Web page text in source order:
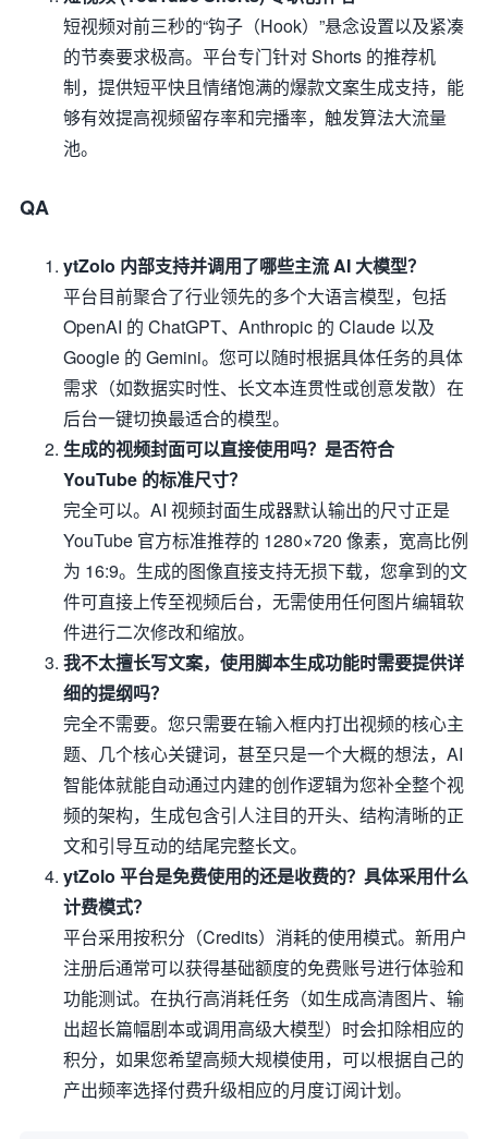
短视频对前三秒的“钩子（Hook）”悬念设置以及紧凑
的节奏要求极高。平台专门针对 Shorts 的推荐机
制，提供短平快且情绪饱满的爆款文案生成支持，能
够有效提高视频留存率和完播率，触发算法大流量
池。
QA
ytZolo 内部支持并调用了哪些主流 AI 大模型？
平台目前聚合了行业领先的多个大语言模型，包括
OpenAI 的 ChatGPT、Anthropic 的 Claude 以及
Google 的 Gemini。您可以随时根据具体任务的具体
需求（如数据实时性、长文本连贯性或创意发散）在
后台一键切换最适合的模型。
生成的视频封面可以直接使用吗？是否符合
YouTube 的标准尺寸？
完全可以。AI 视频封面生成器默认输出的尺寸正是
YouTube 官方标准推荐的 1280×720 像素，宽高比例
为 16:9。生成的图像直接支持无损下载，您拿到的文
件可直接上传至视频后台，无需使用任何图片编辑软
件进行二次修改和缩放。
我不太擅长写文案，使用脚本生成功能时需要提供详
细的提纲吗？
完全不需要。您只需要在输入框内打出视频的核心主
题、几个核心关键词，甚至只是一个大概的想法，AI
智能体就能自动通过内建的创作逻辑为您补全整个视
频的架构，生成包含引人注目的开头、结构清晰的正
文和引导互动的结尾完整长文。
ytZolo 平台是免费使用的还是收费的？具体采用什么
计费模式？
平台采用按积分（Credits）消耗的使用模式。新用户
注册后通常可以获得基础额度的免费账号进行体验和
功能测试。在执行高消耗任务（如生成高清图片、输
出超长篇幅剧本或调用高级大模型）时会扣除相应的
积分，如果您希望高频大规模使用，可以根据自己的
产出频率选择付费升级相应的月度订阅计划。